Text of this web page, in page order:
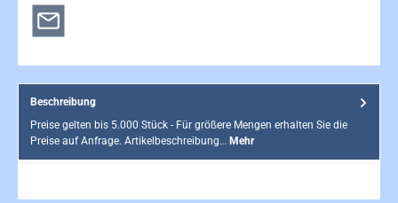
Beschreibung
Preise gelten bis 5.000 Stück - Für größere Mengen erhalten Sie die
Preise auf Anfrage. Artikelbeschreibung… Mehr